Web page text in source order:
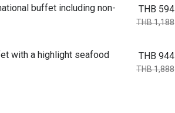
buffet including non-
THB 594
THB 1,188
with a highlight seafood
THB 944
THB 1,888